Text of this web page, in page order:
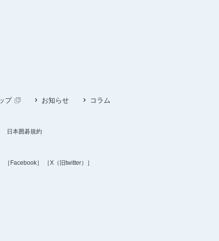
プ お知らせ コラム
日本囲碁規約
［Facebook］ ［X（旧twitter）］